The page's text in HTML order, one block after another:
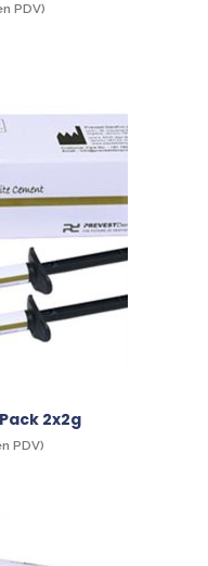
PDV)
2x2g
PDV)